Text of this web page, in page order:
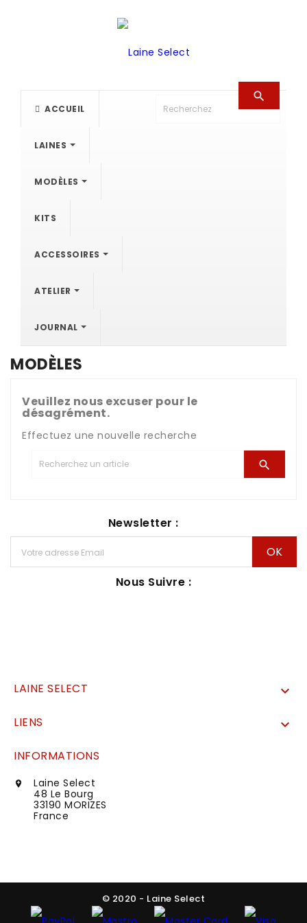
ACCUEIL
LAINES
MODÈLES
KITS
ACCESSOIRES
ATELIER
JOURNAL

MODÈLES
Veuillez nous excuser pour le
désagrément.
Effectuez une nouvelle recherche

Newsletter :
Nous Suivre :
LAINE SELECT 
LIENS 
INFORMATIONS

Laine Select
48 Le Bourg
33190 MORIZES
France
© 2020 - Laine Select